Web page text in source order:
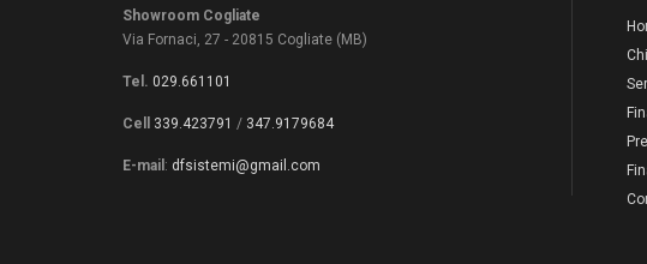
Showroom Cogliate
Via Fornaci, 27 - 20815 Cogliate (MB)
Tel. 029.661101
Cell 339.423791 / 347.9179684
E-mail : dfsistemi@gmail.com